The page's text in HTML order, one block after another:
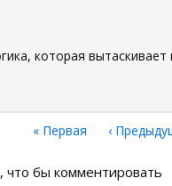
которая
Первая
« Первая ←
‹
, что бы комментировать